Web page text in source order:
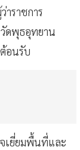
าราชการ
วัดพุธอุทยาน
อนรับ
เยี่ยมพื้นที่และ